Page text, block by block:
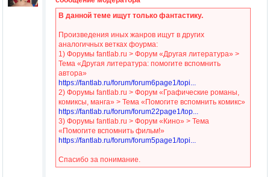
В данной теме ищут только фантастику.
Произведения иных жанров ищут в других
аналогичных ветках фоурма:
1) Форумы fantlab.ru > Форум «Другая литература» >
Тема «Другая литература: помогите вспомнить
автора»
https://fantlab.ru/forum/forum6page1/topi...
2) Форумы fantlab.ru > Форум «Графические романы,
комиксы, манга» > Тема «Помогите вспомнить комикс»
https://fantlab.ru/forum/forum22page1/top...
3) Форумы fantlab.ru > Форум «Кино» > Тема
«Помогите вспомнить фильм!»
https://fantlab.ru/forum/forum5page1/topi...
Спасибо за понимание.